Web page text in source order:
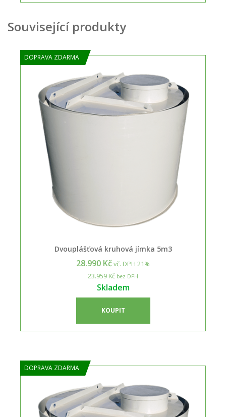
Související produkty
DOPRAVA ZDARMA
Dvouplášťová kruhová jímka 5m3
28.990 Kčvč. DPH 21%
23.959 Kč bez DPH
Skladem
KOUPIT
DOPRAVA ZDARMA